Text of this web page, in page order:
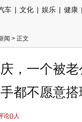
车 | 文化 | 娱乐 | 健康 |
闻 > 正文
，一个被
手都不愿意
论()人